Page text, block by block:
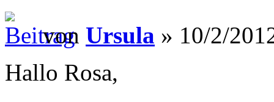
von Ursula » 10/2/
Hallo Rosa,